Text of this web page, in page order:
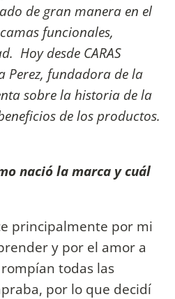
de gran manera en el
funcionales,
Hoy desde CARAS
Perez, fundadora de la
sobre la historia de la
de los productos.
nació la marca y cuál
principalmente por mi
y por el amor a
todas las
por lo que decidí